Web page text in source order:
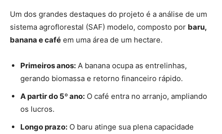
Um dos grandes destaques do projeto é a análise de um
sistema agroflorestal (SAF) modelo, composto por baru,
banana e café em uma área de um hectare.
Primeiros anos: A banana ocupa as entrelinhas,
gerando biomassa e retorno financeiro rápido.
A partir do 5º ano: O café entra no arranjo, ampliando
os lucros.
Longo prazo: O baru atinge sua plena capacidade